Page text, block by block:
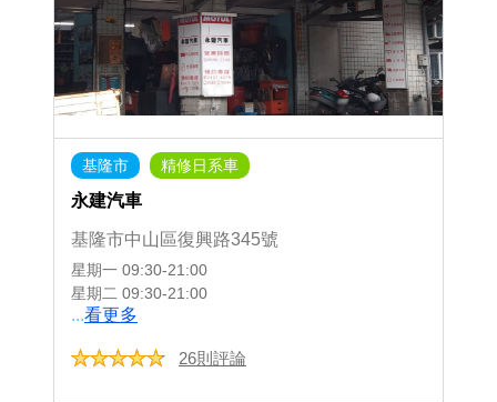
基隆市 精修日系車
永建汽車
基隆市中山區復興路345號
星期一 09:30-21:00
星期二 09:30-21:00
...看更多
26則評論